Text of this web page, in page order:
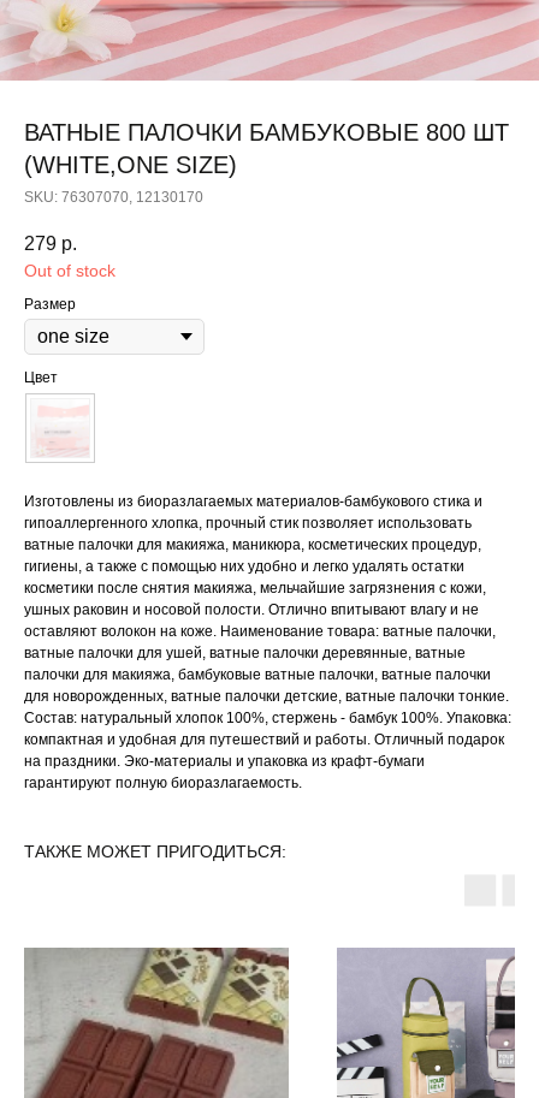
ВАТНЫЕ ПАЛОЧКИ БАМБУКОВЫЕ 800 ШТ
(WHITE,ONE SIZE)
SKU: 76307070, 12130170
279 р.
Out of stock
Размер
Цвет
Изготовлены из биоразлагаемых материалов-бамбукового стика и
гипоаллергенного хлопка, прочный стик позволяет использовать
ватные палочки для макияжа, маникюра, косметических процедур,
гигиены, а также с помощью них удобно и легко удалять остатки
косметики после снятия макияжа, мельчайшие загрязнения с кожи,
ушных раковин и носовой полости. Отлично впитывают влагу и не
оставляют волокон на коже. Наименование товара: ватные палочки,
ватные палочки для ушей, ватные палочки деревянные, ватные
палочки для макияжа, бамбуковые ватные палочки, ватные палочки
для новорожденных, ватные палочки детские, ватные палочки тонкие.
Состав: натуральный хлопок 100%, стержень - бамбук 100%. Упаковка:
компактная и удобная для путешествий и работы. Отличный подарок
на праздники. Эко-материалы и упаковка из крафт-бумаги
гарантируют полную биоразлагаемость.
ТАКЖЕ МОЖЕТ ПРИГОДИТЬСЯ: